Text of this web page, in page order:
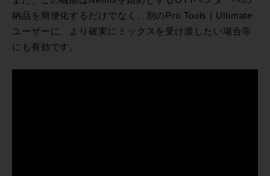
納品を簡便化するだけでなく、別のPro Tools | Ultimate
ユーザーに、より確実にミックスを受け渡したい場合等
にも有効です。